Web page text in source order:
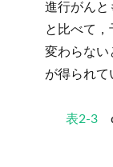
進行がんと
と比べて
変わらない
が得られて
表2-3